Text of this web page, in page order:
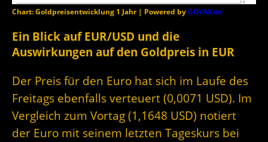
Chart: Goldpreisentwicklung 1 Jahr | Powered byGOYAX.de
Ein Blick auf EUR/USD und die
Auswirkungen auf den Goldpreis in EUR
Der Preis für den Euro hat sich im Laufe des
Freitags ebenfalls verteuert (0,0071 USD). Im
Vergleich zum Vortag (1,1648 USD) notiert
der Euro mit seinem letzten Tageskurs bei